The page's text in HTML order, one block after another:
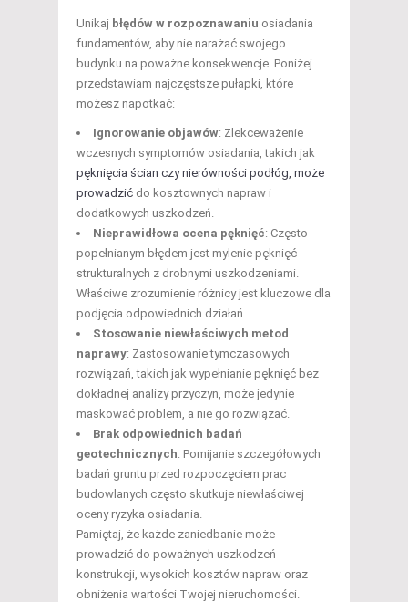
Unikaj błędów w rozpoznawaniu osiadania
fundamentów, aby nie narażać swojego
budynku na poważne konsekwencje. Poniżej
przedstawiam najczęstsze pułapki, które
możesz napotkać:
Ignorowanie objawów: Zlekceważenie
wczesnych symptomów osiadania, takich jak
pęknięcia ścian czy nierówności podłóg, może
prowadzić do kosztownych napraw i
dodatkowych uszkodzeń.
Nieprawidłowa ocena pęknięć: Często
popełnianym błędem jest mylenie pęknięć
strukturalnych z drobnymi uszkodzeniami.
Właściwe zrozumienie różnicy jest kluczowe dla
podjęcia odpowiednich działań.
Stosowanie niewłaściwych metod
naprawy: Zastosowanie tymczasowych
rozwiązań, takich jak wypełnianie pęknięć bez
dokładnej analizy przyczyn, może jedynie
maskować problem, a nie go rozwiązać.
Brak odpowiednich badań
geotechnicznych: Pomijanie szczegółowych
badań gruntu przed rozpoczęciem prac
budowlanych często skutkuje niewłaściwej
oceny ryzyka osiadania.
Pamiętaj, że każde zaniedbanie może
prowadzić do poważnych uszkodzeń
konstrukcji, wysokich kosztów napraw oraz
obniżenia wartości Twojej nieruchomości.